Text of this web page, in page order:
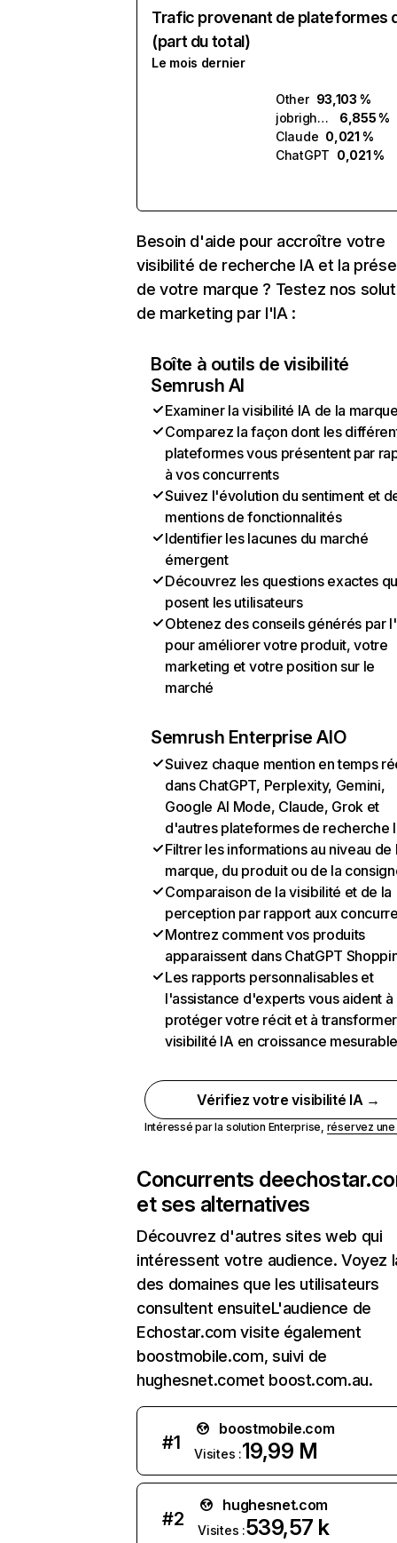
Trafic provenant de plateformes
(part du total)
Le mois dernier
Other 93,103 %
jobright.ai
6,855 %
Claude 0,021 %
ChatGPT 0,021 %
Besoin d'aide pour accroître votre
visibilité de recherche IA et la
de votre marque ? Testez nos
de marketing par l'IA :
Boîte à outils de visibilité
Semrush AI
Examiner la visibilité IA de la
Comparez la façon dont les
plateformes vous présentent par
à vos concurrents
Suivez l'évolution du sentiment et
mentions de fonctionnalités
Identifier les lacunes du marché
émergent
Découvrez les questions exactes
posent les utilisateurs
Obtenez des conseils générés par
pour améliorer votre produit, votre
marketing et votre position sur le
marché
Semrush Enterprise AIO
Suivez chaque mention en temps
dans ChatGPT, Perplexity, Gemini,
Google AI Mode, Claude, Grok et
d'autres plateformes de recherche
Filtrer les informations au niveau de
marque, du produit ou de la
Comparaison de la visibilité et de la
perception par rapport aux
Montrez comment vos produits
apparaissent dans ChatGPT
Les rapports personnalisables et
l'assistance d'experts vous aident à
protéger votre récit et à
visibilité IA en croissance
Vérifiez votre visibilité IA →
Intéressé par la solution Enterprise, réservez
Concurrents de
et ses alternatives
Découvrez d'autres sites web qui
intéressent votre audience. Voyez
des domaines que les utilisateurs
consultent ensuiteL'audience de
Echostar.com visite également
boostmobile.com, suivi de
hughesnet.comet boost.com.au.
#1
boostmobile.com
Visites :19,99 M
#2
hughesnet.com
Visites :539,57 k